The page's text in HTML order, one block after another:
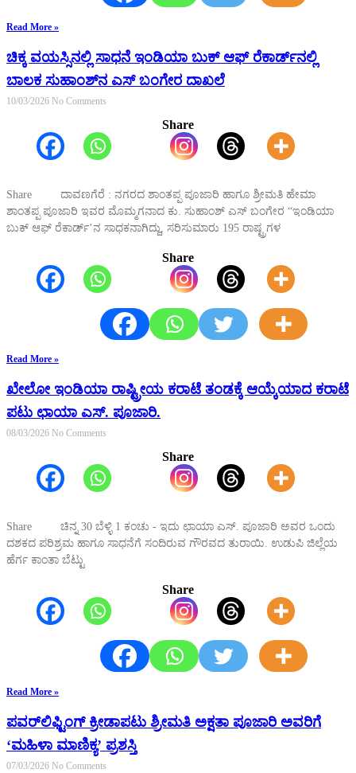
Read More »
ಚಿಕ್ಕ ವಯಸ್ಸಿನಲ್ಲಿ ಸಾಧನೆ ಇಂಡಿಯಾ ಬುಕ್ ಆಫ್ ರೆಕಾರ್ಡ್‌ನಲ್ಲಿ
ಬಾಲಕ ಸುಹಾಂಶ್‌ನ ಎಸ್ ಬಂಗೇರ ದಾಖಲೆ
10/03/2026 No Comments
Share
Share ದಾವಣಗೆರೆ : ನಗರದ ಶಾಂತಪ್ಪ ಪೂಜಾರಿ ಹಾಗೂ ಶ್ರೀಮತಿ ಹೇಮಾ
ಶಾಂತಪ್ಪ ಪೂಜಾರಿ ಇವರ ಮೊಮ್ಮಗನಾದ ಕು. ಸುಹಾಂಶ್ ಎಸ್ ಬಂಗೇರ “ಇಂಡಿಯಾ
ಬುಕ್ ಆಫ್ ರೆಕಾರ್ಡ್’ನ ಸಾಧಕನಾಗಿದ್ದು, ಸರಿಸುಮಾರು 195 ರಾಷ್ಟ್ರಗಳ
Share
Read More »
ಖೇಲೋ ಇಂಡಿಯಾ ರಾಷ್ಟ್ರೀಯ ಕರಾಟೆ ತಂಡಕ್ಕೆ ಆಯ್ಕೆಯಾದ ಕರಾಟೆ
ಪಟು ಛಾಯಾ ಎಸ್. ಪೂಜಾರಿ.
08/03/2026 No Comments
Share
Share ಚಿನ್ನ 30 ಬೆಳ್ಳಿ 1 ಕಂಚು - ಇದು ಛಾಯಾ ಎಸ್. ಪೂಜಾರಿ ಅವರ ಒಂದು
ದಶಕದ ಪರಿಶ್ರಮ ಹಾಗೂ ಸಾಧನೆಗೆ ಸಂದಿರುವ ಗೌರವದ ತುರಾಯಿ. ಉಡುಪಿ ಜಿಲ್ಲೆಯ
ಹೆರ್ಗ ಕಾಂತಾ ಬೆಟ್ಟು
Share
Read More »
ಪವರ್‌ಲಿಫ್ಟಿಂಗ್ ಕ್ರೀಡಾಪಟು ಶ್ರೀಮತಿ ಅಕ್ಷತಾ ಪೂಜಾರಿ ಅವರಿಗೆ
‘ಮಹಿಳಾ ಮಾಣಿಕ್ಯ’ ಪ್ರಶಸ್ತಿ
07/03/2026 No Comments